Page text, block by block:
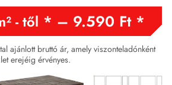
- től – 9.590 Ft
ajánlott bruttó ár, amely viszonteladónként
erejéig érvényes.